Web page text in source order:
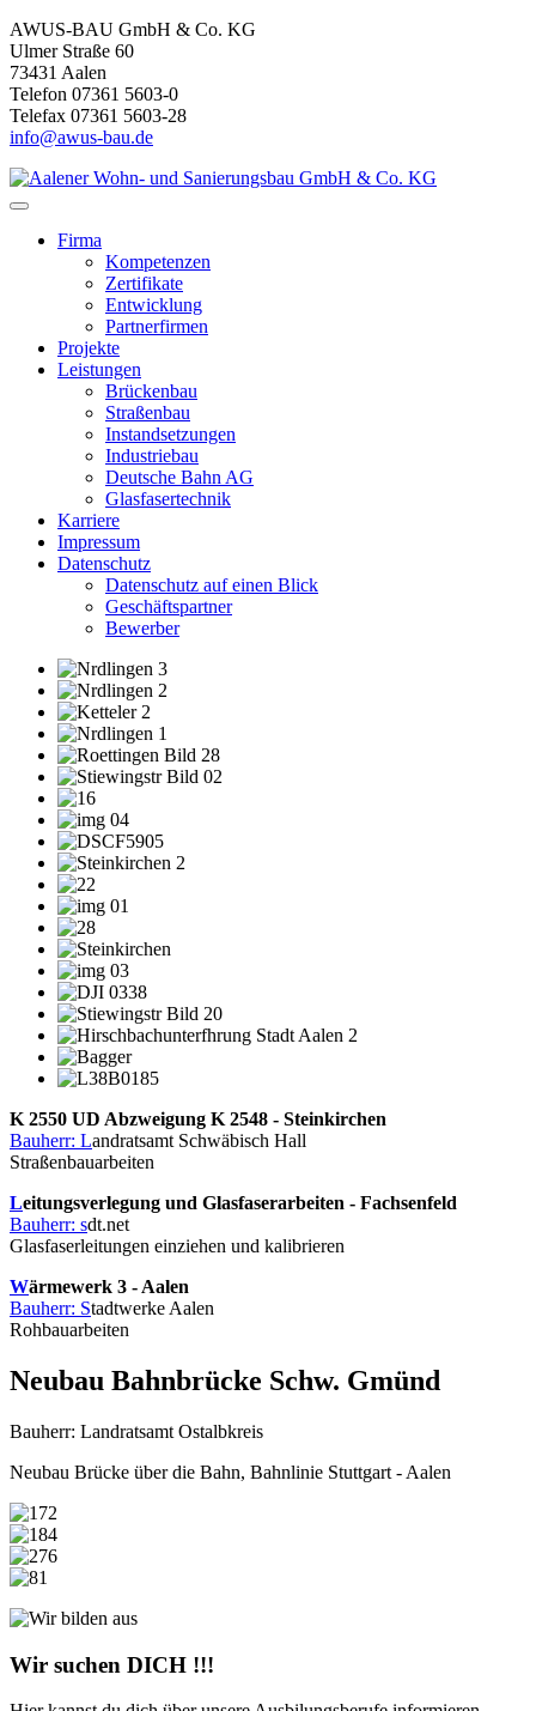
AWUS-BAU GmbH & Co. KG
Ulmer Straße 60
73431 Aalen
Telefon 07361 5603-0
Telefax 07361 5603-28
info@awus-bau.de
Firma
Kompetenzen
Zertifikate
Entwicklung
Partnerfirmen
Projekte
Leistungen
Brückenbau
Straßenbau
Instandsetzungen
Industriebau
Deutsche Bahn AG
Glasfasertechnik
Karriere
Impressum
Datenschutz
Datenschutz auf einen Blick
Geschäftspartner
Bewerber
K 2550 UD Abzweigung K 2548 - Steinkirchen
Bauherr: Landratsamt Schwäbisch Hall
Straßenbauarbeiten
Leitungsverlegung und Glasfaserarbeiten - Fachsenfeld
Bauherr: sdt.net
Glasfaserleitungen einziehen und kalibrieren
Wärmewerk 3 - Aalen
Bauherr: Stadtwerke Aalen
Rohbauarbeiten
Neubau Bahnbrücke Schw. Gmünd
Bauherr: Landratsamt Ostalbkreis
Neubau Brücke über die Bahn, Bahnlinie Stuttgart - Aalen
Wir suchen DICH !!!